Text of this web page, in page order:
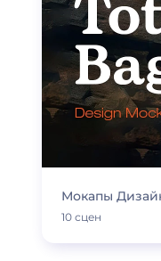
Мокапы
10 сцен